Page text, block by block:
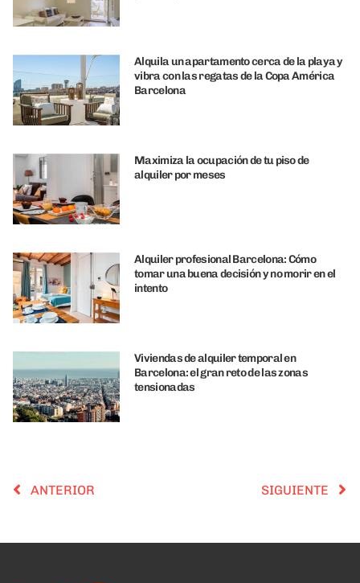
Alquila un apartamento cerca de la playa y
vibra con las regatas de la Copa América
Barcelona
Maximiza la ocupación de tu piso de
alquiler por meses
Alquiler profesional Barcelona: Cómo
tomar una buena decisión y no morir en el
intento
Viviendas de alquiler temporal en
Barcelona: el gran reto de las zonas
tensionadas
ANTERIOR SIGUIENTE